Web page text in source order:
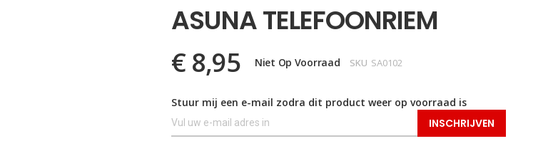
ASUNA TELEFOONRIEM
€ 8,95 Niet Op Voorraad SKU SA0102
Stuur mij een e-mail zodra dit product weer op voorraad is
INSCHRIJVEN